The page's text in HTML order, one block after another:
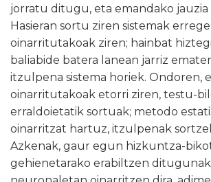
jorratu ditugu, eta emandako jauzia
Hasieran sortu ziren sistemak
oinarritutakoak ziren; hainbat
baliabide batera lanean jarriz
itzulpena sistema horiek. Ondoren,
oinarritutakoak etorri ziren, testu-
erraldoietatik sortuak; metodo
oinarritzat hartuz, itzulpenak
Azkenak, gaur egun hizkuntza-
gehienetarako erabiltzen